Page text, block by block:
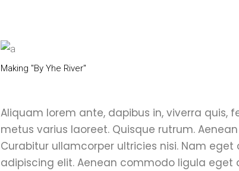
Making "By Yhe River"
Aliquam lorem ante, dapibus in, viverra quis,
metus varius laoreet. Quisque rutrum.
Curabitur ullamcorper ultricies nisi. Nam
adipiscing elit. Aenean commodo ligula eget